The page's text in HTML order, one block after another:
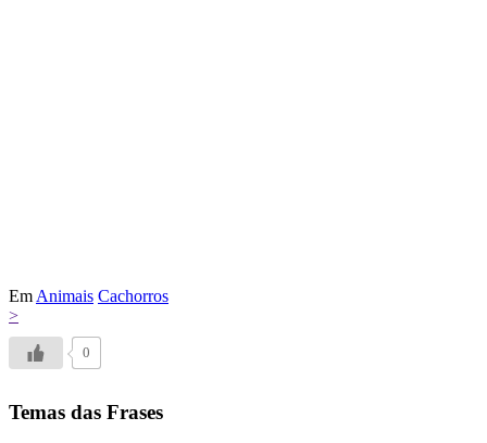
Em Animais Cachorros
>
0
Temas das Frases